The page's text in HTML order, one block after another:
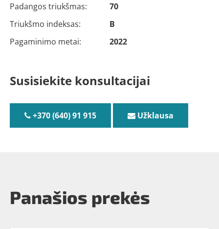
Padangos triukšmas:
70
Triukšmo indeksas:
B
Pagaminimo metai:
2022
Susisiekite konsultacijai
+370 (640) 91 915 Užklausa
Panašios prekės